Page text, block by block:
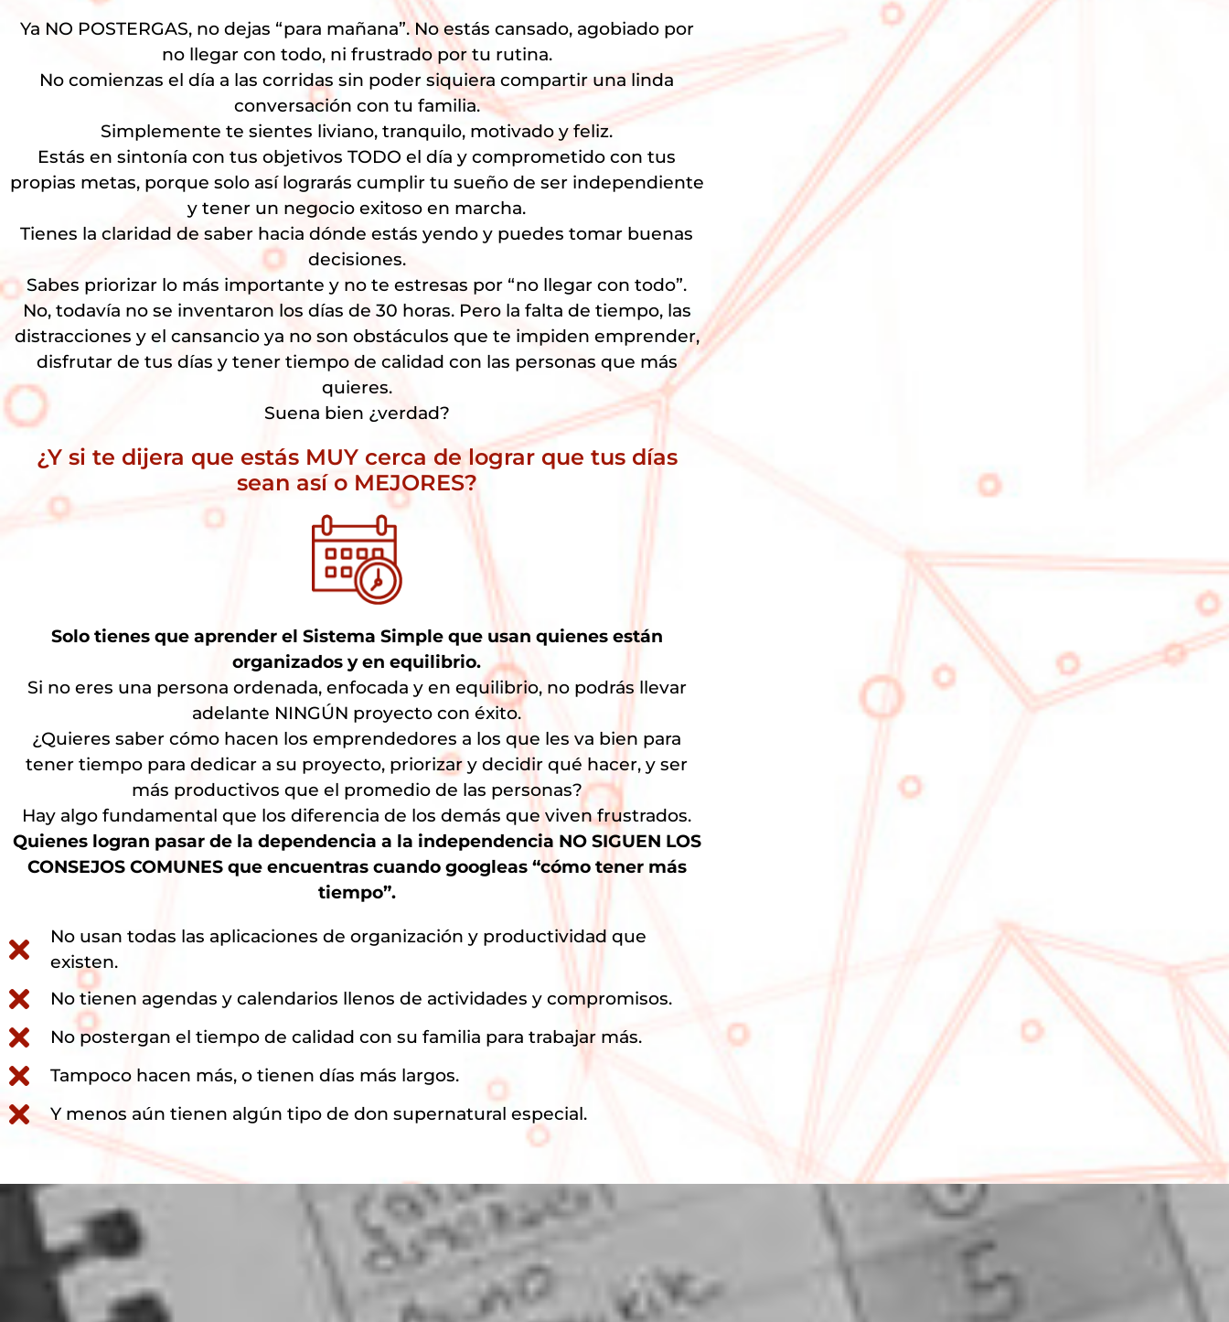
Ya NO POSTERGAS, no dejas “para mañana”. No estás cansado, agobiado por
no llegar con todo, ni frustrado por tu rutina.
No comienzas el día a las corridas sin poder siquiera compartir una linda
conversación con tu familia.
Simplemente te sientes liviano, tranquilo, motivado y feliz.
Estás en sintonía con tus objetivos TODO el día y comprometido con tus
propias metas, porque solo así lograrás cumplir tu sueño de ser independiente
y tener un negocio exitoso en marcha.
Tienes la claridad de saber hacia dónde estás yendo y puedes tomar buenas
decisiones.
Sabes priorizar lo más importante y no te estresas por “no llegar con todo”.
No, todavía no se inventaron los días de 30 horas. Pero la falta de tiempo, las
distracciones y el cansancio ya no son obstáculos que te impiden emprender,
disfrutar de tus días y tener tiempo de calidad con las personas que más
quieres.
Suena bien ¿verdad?
¿Y si te dijera que estás MUY cerca de lograr que tus días
sean así o MEJORES?
Solo tienes que aprender el Sistema Simple que usan quienes están
organizados y en equilibrio.
Si no eres una persona ordenada, enfocada y en equilibrio, no podrás llevar
adelante NINGÚN proyecto con éxito.
¿Quieres saber cómo hacen los emprendedores a los que les va bien para
tener tiempo para dedicar a su proyecto, priorizar y decidir qué hacer, y ser
más productivos que el promedio de las personas?
Hay algo fundamental que los diferencia de los demás que viven frustrados.
Quienes logran pasar de la dependencia a la independencia NO SIGUEN LOS
CONSEJOS COMUNES que encuentras cuando googleas “cómo tener más
tiempo”.
No usan todas las aplicaciones de organización y productividad que
existen.
No tienen agendas y calendarios llenos de actividades y compromisos.
No postergan el tiempo de calidad con su familia para trabajar más.
Tampoco hacen más, o tienen días más largos.
Y menos aún tienen algún tipo de don supernatural especial.